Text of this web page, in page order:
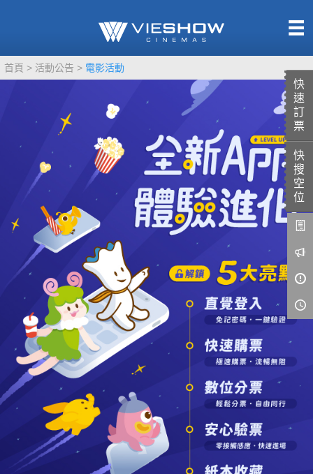
快
速
訂
票
快
搜
空
位
首頁 活動公告 電影活動
即將上映
TITAN SCREEN
MUCROWN
4DX
VR 演唱會
GOLD CLASS
AD口述影像
LIVE演唱會
影城餐飲
UNICORN
影城公告
影城活動
中獎名單
合作夥伴